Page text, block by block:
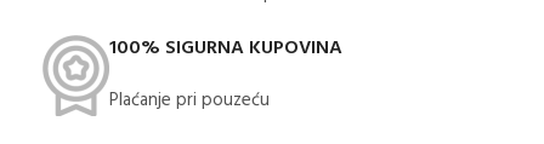
100% SIGURNA KUPOVINA
Plaćanje pri pouzeću